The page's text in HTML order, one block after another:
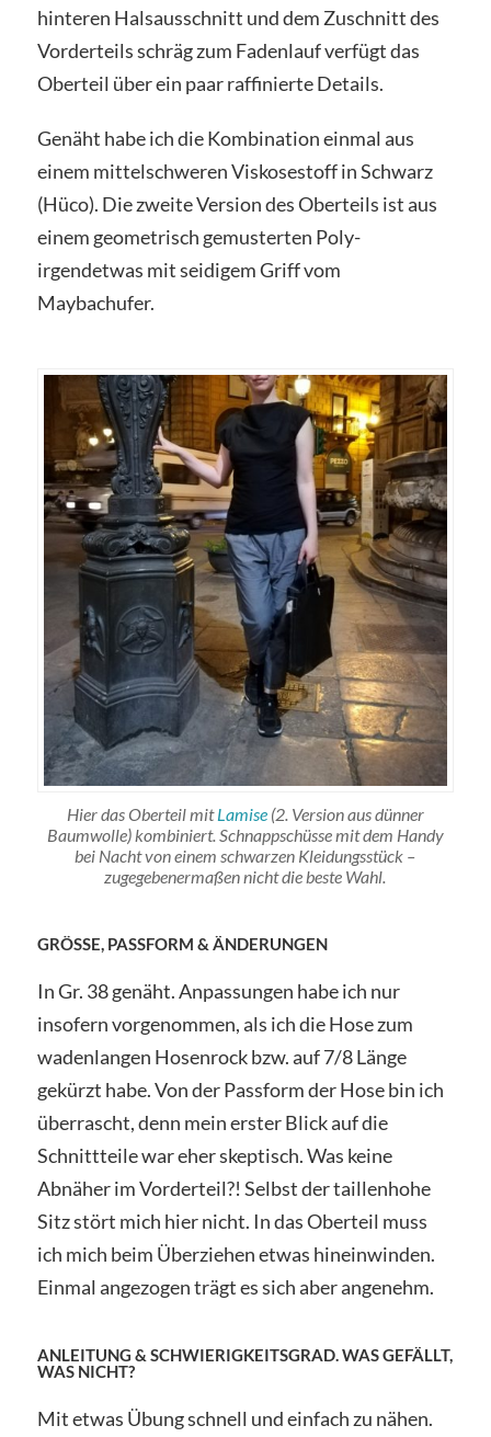
hinteren Halsausschnitt und dem Zuschnitt des
Vorderteils schräg zum Fadenlauf verfügt das
Oberteil über ein paar raffinierte Details.
Genäht habe ich die Kombination einmal aus
einem mittelschweren Viskosestoff in Schwarz
(Hüco). Die zweite Version des Oberteils ist aus
einem geometrisch gemusterten Poly-
irgendetwas mit seidigem Griff vom
Maybachufer.
Hier das Oberteil mitLamise(2. Version aus dünner
Baumwolle) kombiniert. Schnappschüsse mit dem Handy
bei Nacht von einem schwarzen Kleidungsstück –
zugegebenermaßen nicht die beste Wahl.
GRÖSSE, PASSFORM & ÄNDERUNGEN
In Gr. 38 genäht. Anpassungen habe ich nur
insofern vorgenommen, als ich die Hose zum
wadenlangen Hosenrock bzw. auf 7/8 Länge
gekürzt habe. Von der Passform der Hose bin ich
überrascht, denn mein erster Blick auf die
Schnittteile war eher skeptisch. Was keine
Abnäher im Vorderteil?! Selbst der taillenhohe
Sitz stört mich hier nicht. In das Oberteil muss
ich mich beim Überziehen etwas hineinwinden.
Einmal angezogen trägt es sich aber angenehm.
ANLEITUNG & SCHWIERIGKEITSGRAD. WAS GEFÄLLT,
WAS NICHT?
Mit etwas Übung schnell und einfach zu nähen.